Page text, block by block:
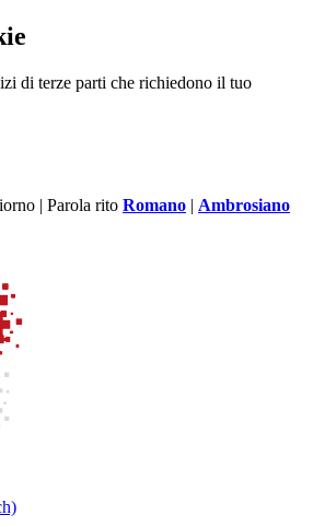
di terze parti che richiedono il tuo
| Parola rito Romano | Ambrosiano